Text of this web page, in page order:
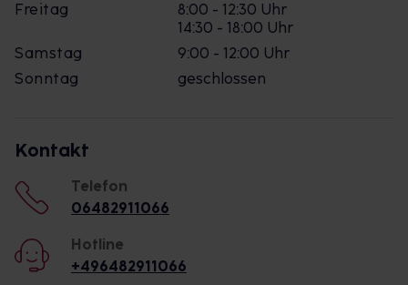
Freitag
8:00 - 12:30 Uhr
14:30 - 18:00 Uhr
Samstag
9:00 - 12:00 Uhr
Sonntag
geschlossen
Kontakt
Telefon
06482911066
Hotline
+496482911066